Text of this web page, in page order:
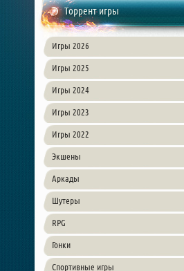
Торрент игры
Игры 2026
Игры 2025
Игры 2024
Игры 2023
Игры 2022
Экшены
Аркады
Шутеры
RPG
Гонки
Спортивные игры